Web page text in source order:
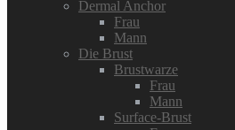
Dermal Anchor
Frau
Mann
Die Brust
Brustwarze
Frau
Mann
Surface-Brust